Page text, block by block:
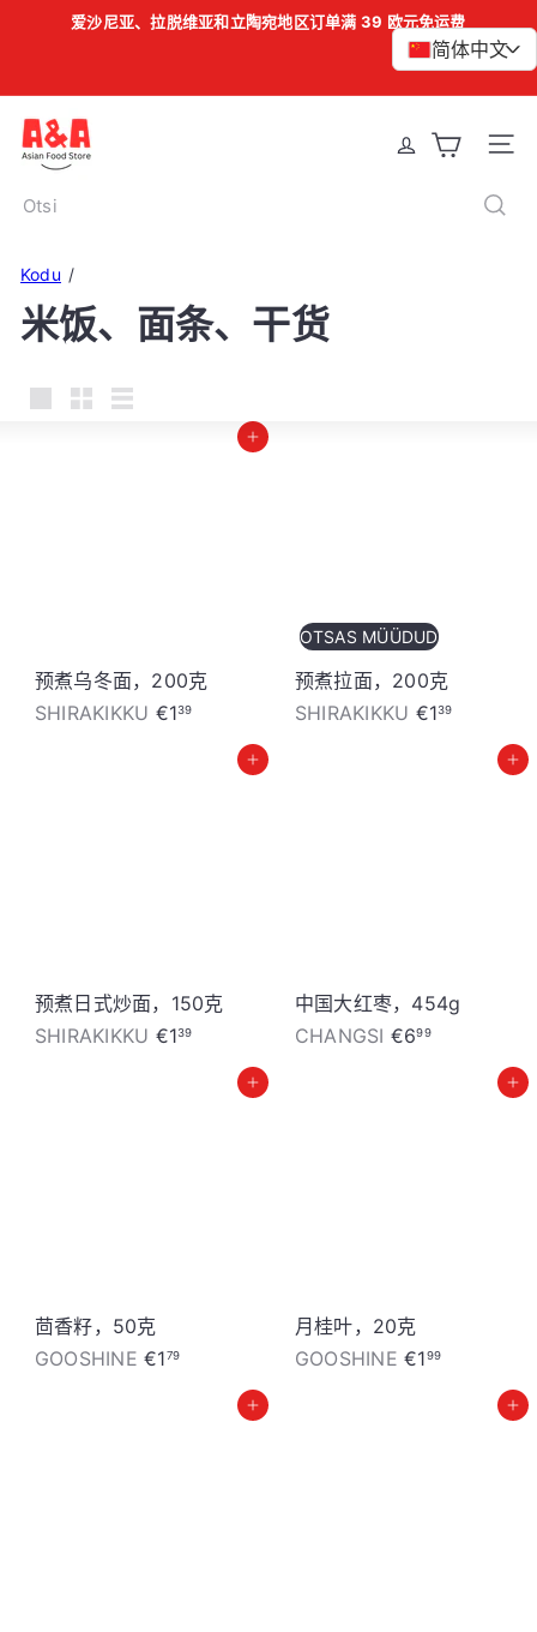
爱沙尼亚、拉脱维亚和立陶宛地区订单满 39 欧元免运费
A
&
A
i
a
F
o
Site
Otsi
Kodu
米饭、面条、干货
加入购物车
预煮乌冬面，200克
SHIRAKIKKU €139
OTSAS MÜÜDUD
预煮拉面，200克
SHIRAKIKKU €139
加入购物车
预煮日式炒面，150克
SHIRAKIKKU €139
加入购物车
中国大红枣，454g
CHANGSI €699
加入购物车
茴香籽，50克
GOOSHINE€179
加入购物车
月桂叶，20克
GOOSHINE€199
加入购物车 加入购物车
简体中文>